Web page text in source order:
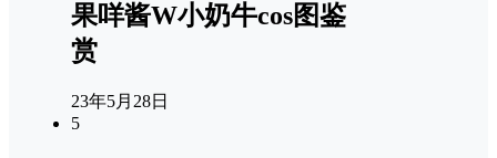
果咩酱W小奶牛cos图鉴
赏
23年5月28日
5